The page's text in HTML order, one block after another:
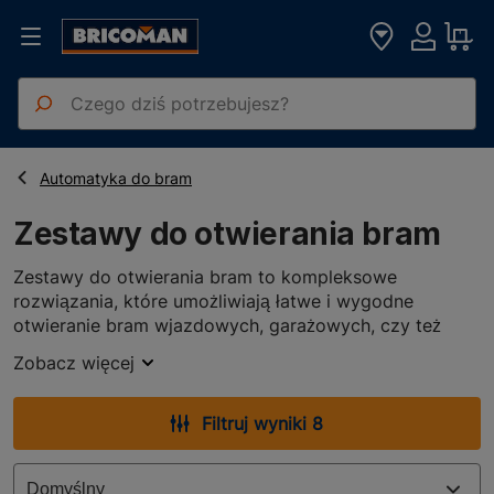
Strona główna
Elektryka Oświetlenie
Automatyka do bram
Zestawy do otwierania bram
Zestawy do otwierania bram
Zestawy do otwierania bram to kompleksowe
rozwiązania, które umożliwiają łatwe i wygodne
otwieranie bram wjazdowych, garażowych, czy też
bramą za pomocą pilota lub telefonu komórkowego, co
zapewnia wygodę i bezpieczeństwo użytkowania.
Z czego składa się zestaw do
otwierania bram?
Zobacz więcej
Filtruj wyniki 8